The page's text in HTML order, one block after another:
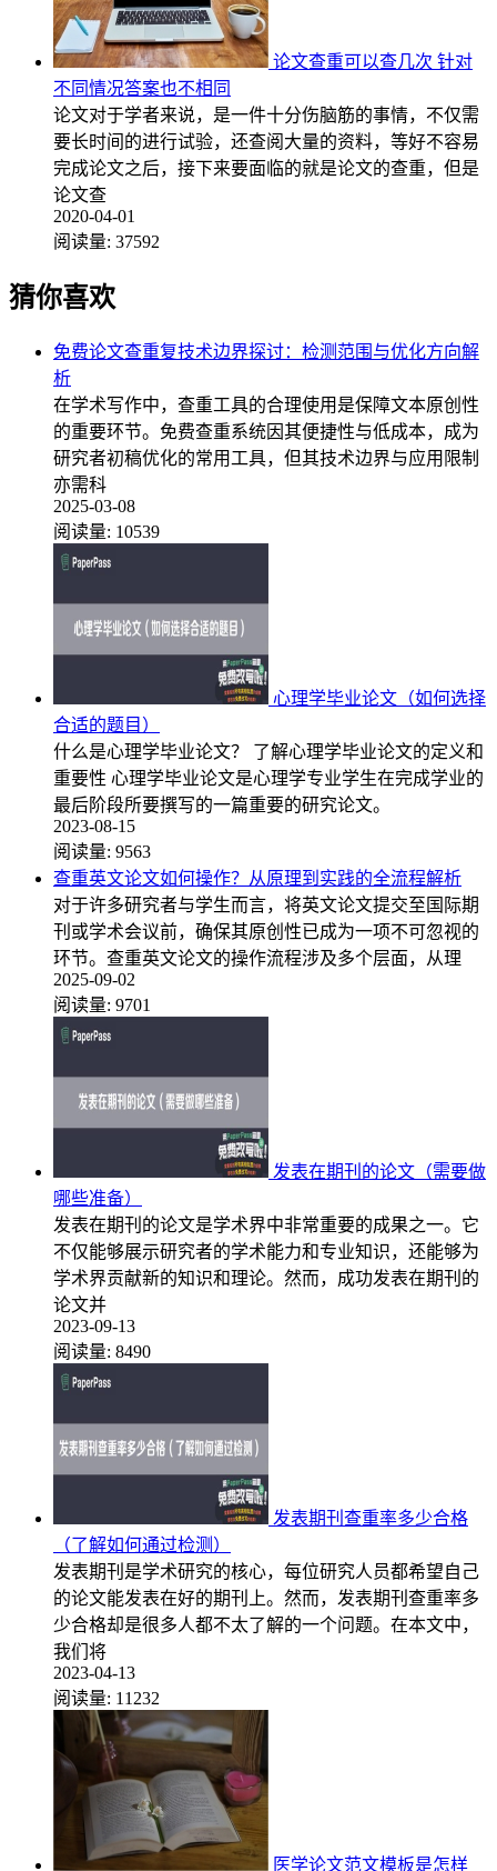
论文查重可以查几次 针对
不同情况答案也不相同
论文对于学者来说，是一件十分伤脑筋的事情，不仅需
要长时间的进行试验，还查阅大量的资料，等好不容易
完成论文之后，接下来要面临的就是论文的查重，但是
论文查
2020-04-01
阅读量: 37592
猜你喜欢
免费论文查重复技术边界探讨：检测范围与优化方向解
析
在学术写作中，查重工具的合理使用是保障文本原创性
的重要环节。免费查重系统因其便捷性与低成本，成为
研究者初稿优化的常用工具，但其技术边界与应用限制
亦需科
2025-03-08
阅读量: 10539
心理学毕业论文（如何选择
合适的题目）
什么是心理学毕业论文？ 了解心理学毕业论文的定义和
重要性 心理学毕业论文是心理学专业学生在完成学业的
最后阶段所要撰写的一篇重要的研究论文。
2023-08-15
阅读量: 9563
查重英文论文如何操作？从原理到实践的全流程解析
对于许多研究者与学生而言，将英文论文提交至国际期
刊或学术会议前，确保其原创性已成为一项不可忽视的
环节。查重英文论文的操作流程涉及多个层面，从理
2025-09-02
阅读量: 9701
发表在期刊的论文（需要做
哪些准备）
发表在期刊的论文是学术界中非常重要的成果之一。它
不仅能够展示研究者的学术能力和专业知识，还能够为
学术界贡献新的知识和理论。然而，成功发表在期刊的
论文并
2023-09-13
阅读量: 8490
发表期刊查重率多少合格
（了解如何通过检测）
发表期刊是学术研究的核心，每位研究人员都希望自己
的论文能发表在好的期刊上。然而，发表期刊查重率多
少合格却是很多人都不太了解的一个问题。在本文中，
我们将
2023-04-13
阅读量: 11232
医学论文范文模板是怎样